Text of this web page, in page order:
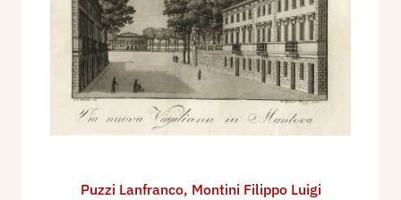
Puzzi Lanfranco, Montini Filippo Luigi